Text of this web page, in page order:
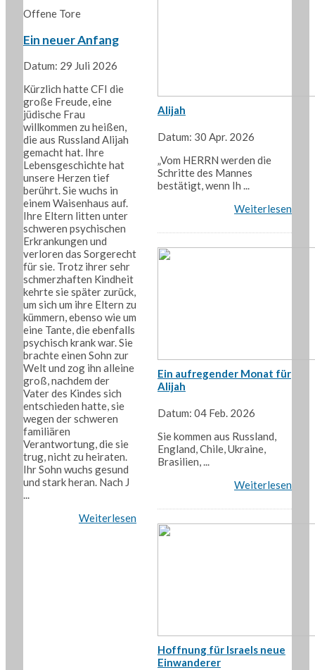
Offene Tore
Ein neuer Anfang
Datum: 29 Juli 2026
Kürzlich hatte CFI die
große Freude, eine
jüdische Frau
willkommen zu heißen,
die aus Russland Alijah
gemacht hat. Ihre
Lebensgeschichte hat
unsere Herzen tief
berührt. Sie wuchs in
einem Waisenhaus auf.
Ihre Eltern litten unter
schweren psychischen
Erkrankungen und
verloren das Sorgerecht
für sie. Trotz ihrer sehr
schmerzhaften Kindheit
kehrte sie später zurück,
um sich um ihre Eltern zu
kümmern, ebenso wie um
eine Tante, die ebenfalls
psychisch krank war. Sie
brachte einen Sohn zur
Welt und zog ihn alleine
groß, nachdem der
Vater des Kindes sich
entschieden hatte, sie
wegen der schweren
familiären
Verantwortung, die sie
trug, nicht zu heiraten.
Ihr Sohn wuchs gesund
und stark heran. Nach J
...
Weiterlesen
Alijah
Datum: 30 Apr. 2026
„Vom HERRN werden die
Schritte des Mannes
bestätigt, wenn Ih ...
Weiterlesen
Ein aufregender Monat für
Alijah
Datum: 04 Feb. 2026
Sie kommen aus Russland,
England, Chile, Ukraine,
Brasilien, ...
Weiterlesen
Hoffnung für Israels neue
Einwanderer